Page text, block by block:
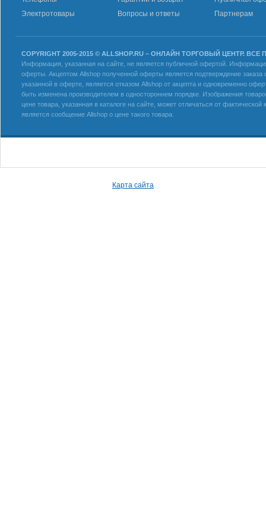
Электротовары
Вопросы и ответы
Партнерам
COPYRIGHT 2005-2015 © ALLSHOP.RU – ОНЛАЙН ТОРГОВЫЙ ЦЕНТР.
Информация, указанная на сайте, не является публичной офертой.
оферты. Акцептом Allshop полученной оферты является подтверждение
указанной в оферте, является отказом Allshop от акцепта и одновременно
быть изменена производителем в одностороннем порядке. Изображения
цене товара, указанная в каталоге на сайте, может отличаться от
является сообщение Allshop о цене такого товара.
Карта сайта